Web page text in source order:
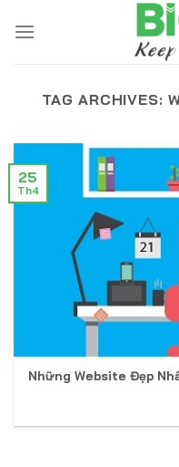
TAG ARCHIVES:
Những Website Đẹp
25
Th4